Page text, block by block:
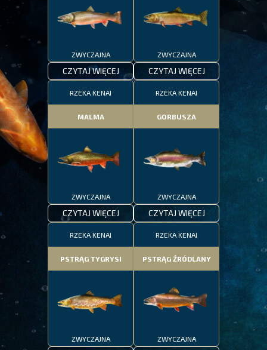
ZWYCZAJNA
CZYTAJ WIĘCEJ
ZWYCZAJNA
CZYTAJ WIĘCEJ
RZEKA KENAI
MALMA
ZWYCZAJNA
CZYTAJ WIĘCEJ
RZEKA KENAI
GORBUSZA
ZWYCZAJNA
CZYTAJ WIĘCEJ
RZEKA KENAI
PSTRĄG TYGRYSI
ZWYCZAJNA
RZEKA KENAI
PSTRĄG ŹRÓDLANY
ZWYCZAJNA